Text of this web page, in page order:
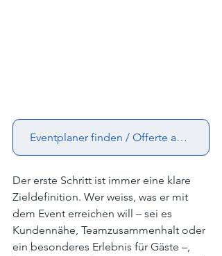
Eventplaner finden / Offerte anfordern
Der erste Schritt ist immer eine klare
Zieldefinition. Wer weiss, was er mit
dem Event erreichen will – sei es
Kundennähe, Teamzusammenhalt oder
ein besonderes Erlebnis für Gäste –,